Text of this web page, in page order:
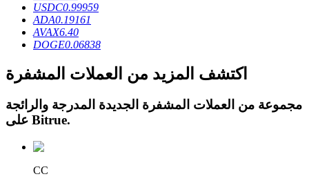
القروض
خدمة الاقتراض المدعومة بالعملات المشفرة
USDC0.99959
ADA0.19161
AVAX6.40
DOGE0.06838
اكتشف المزيد من العملات المشفرة
مجموعة من العملات المشفرة الجديدة المدرجة والرائجة
Bitrue.
CC